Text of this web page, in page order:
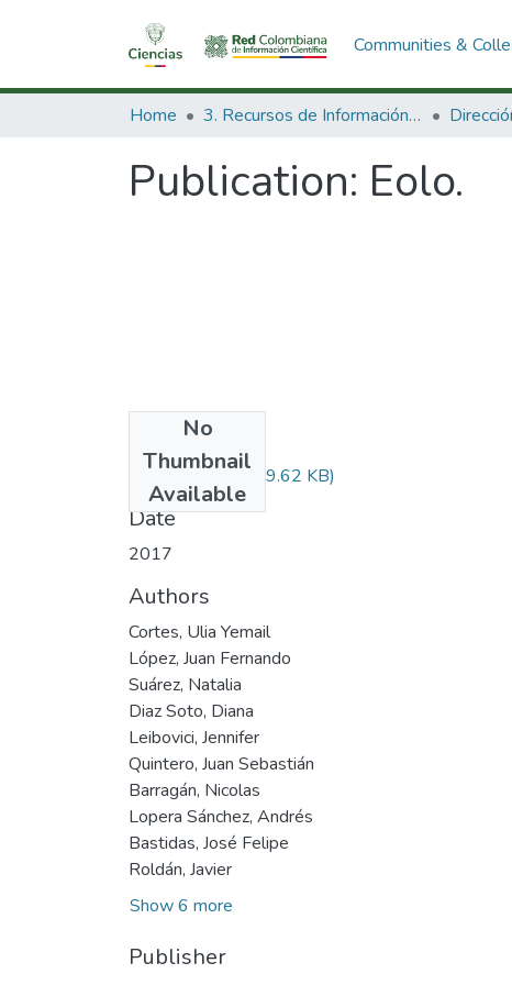
Communities &
Home 3. Recursos de Información Científica y Tecnológica
Publication: Eolo.
No
Thumbnail
Available
Audiovisual.pdf(29.62 KB)
Date
2017
Authors
Cortes, Ulia Yemail
López, Juan Fernando
Suárez, Natalia
Diaz Soto, Diana
Leibovici, Jennifer
Quintero, Juan Sebastián
Barragán, Nicolas
Lopera Sánchez, Andrés
Bastidas, José Felipe
Roldán, Javier
Show 6 more
Publisher